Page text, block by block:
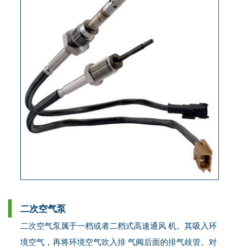
二次空气泵
二次空气泵属于一档或者二档式高速通风 机。其吸入环
境空气，再将环境空气吹入排 气阀后面的排气歧管。对